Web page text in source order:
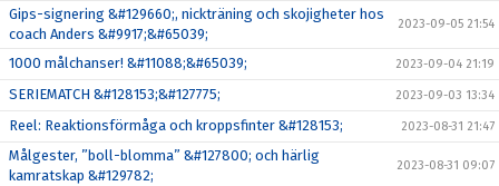
Gips-signering &#129660;, nickträning och skojigheter hos
coach Anders &#9917;&#65039;
2023-09-05 21:54
1000 målchanser! &#11088;&#65039; 2023-09-04 21:19
SERIEMATCH &#128153;&#127775; 2023-09-03 13:34
Reel: Reaktionsförmåga och kroppsfinter &#128153; 2023-08-31 21:47
Målgester, ”boll-blomma” &#127800; och härlig
kamratskap &#129782;
2023-08-31 09:07